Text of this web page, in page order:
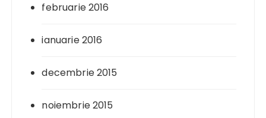
februarie 2016
ianuarie 2016
decembrie 2015
noiembrie 2015